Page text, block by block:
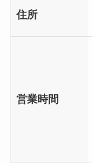
住所
営業時間